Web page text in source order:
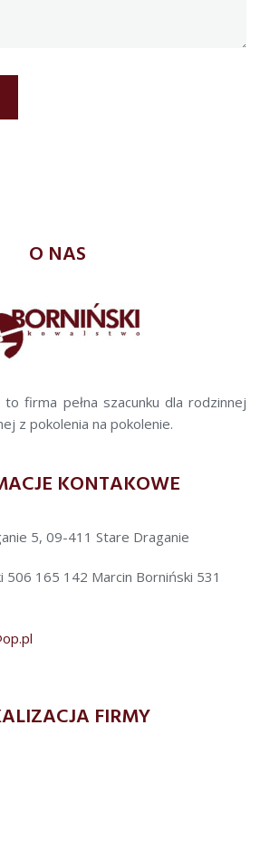
O NAS
firma pełna szacunku dla rodzinnej
z pokolenia na pokolenie.
KONTAKOWE
5, 09-411 Stare Draganie
506 165 142 Marcin Borniński 531
FIRMY